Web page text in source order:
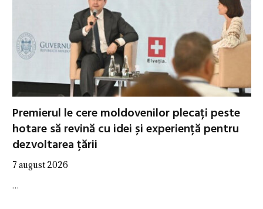
Premierul le cere moldovenilor plecați peste
hotare să revină cu idei și experiență pentru
dezvoltarea țării
7 august 2026
…